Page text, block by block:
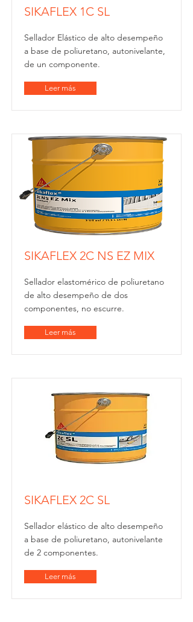
SIKAFLEX 1C SL
Sellador Elástico de alto desempeño
a base de poliuretano, autonivelante,
de un componente.
Leer más
SIKAFLEX 2C NS EZ MIX
Sellador elastomérico de poliuretano
de alto desempeño de dos
componentes, no escurre.
Leer más
SIKAFLEX 2C SL
Sellador elástico de alto desempeño
a base de poliuretano, autonivelante
de 2 componentes.
Leer más